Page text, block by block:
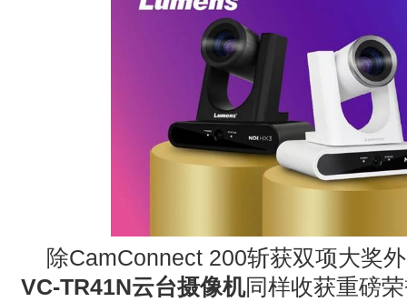
除CamConnect 200斩获双项大奖
VC-TR41N云台摄像机同样收获重磅